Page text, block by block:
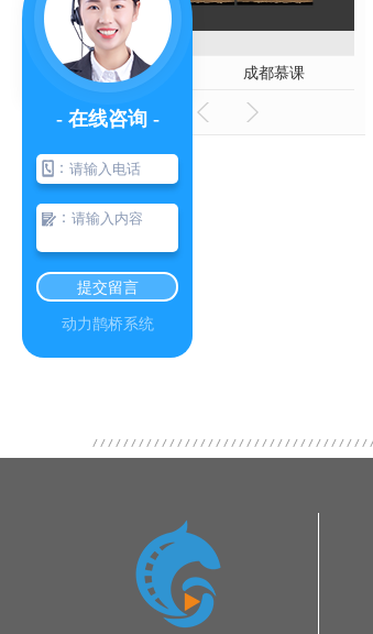
成都慕课
- 在线咨询 -
：
：
提交留言
动力鹊桥系统